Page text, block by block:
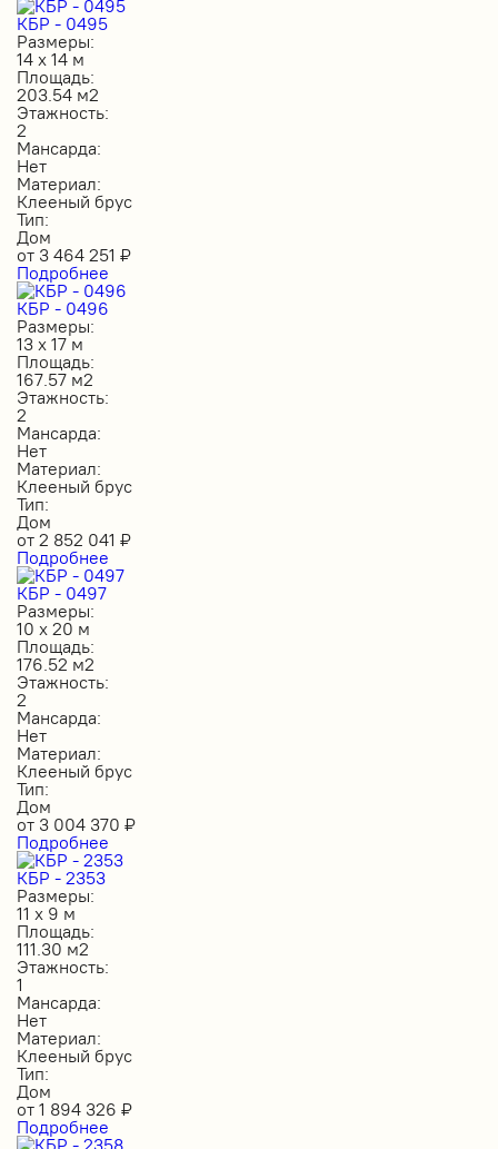
КБР - 0495
Размеры:
14 х 14 м
Площадь:
203.54 м2
Этажность:
2
Мансарда:
Нет
Материал:
Клееный брус
Тип:
Дом
от 3 464 251 ₽
Подробнее
КБР - 0496
Размеры:
13 х 17 м
Площадь:
167.57 м2
Этажность:
2
Мансарда:
Нет
Материал:
Клееный брус
Тип:
Дом
от 2 852 041 ₽
Подробнее
КБР - 0497
Размеры:
10 х 20 м
Площадь:
176.52 м2
Этажность:
2
Мансарда:
Нет
Материал:
Клееный брус
Тип:
Дом
от 3 004 370 ₽
Подробнее
КБР - 2353
Размеры:
11 х 9 м
Площадь:
111.30 м2
Этажность:
1
Мансарда:
Нет
Материал:
Клееный брус
Тип:
Дом
от 1 894 326 ₽
Подробнее